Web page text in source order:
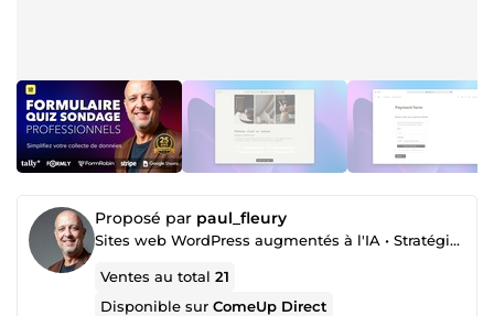
Proposé par paul_fleury
Sites web WordPress augmentés à l'IA • Stratégie, référencement (SEO) & visibilité IA (GEO)
Ventes au total21
Disponible surComeUp Direct